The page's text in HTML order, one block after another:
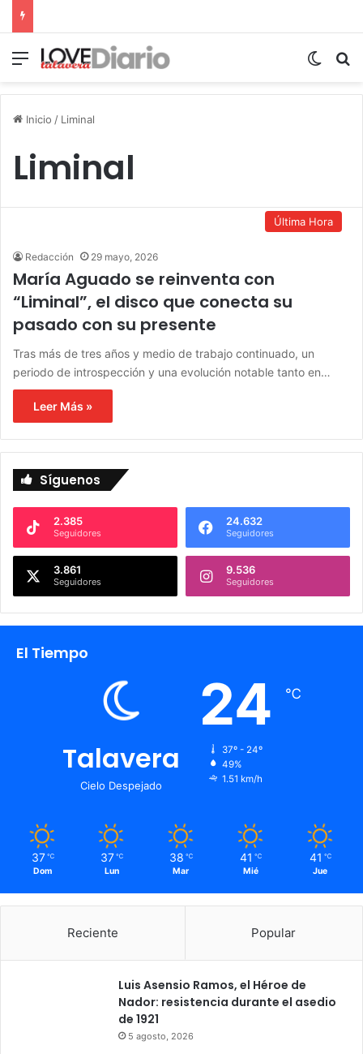
Menú
Inicio / Liminal
Liminal
Última Hora
Redacción 29 mayo, 2026
María Aguado se reinventa con
“Liminal”, el disco que conecta su
pasado con su presente
Tras más de tres años y medio de trabajo continuado, un
periodo de introspección y una evolución notable tanto en…
Leer Más »
Síguenos
2.385
Seguidores
24.632
Seguidores
3.861
Seguidores
9.536
Seguidores
El Tiempo
Talavera
Cielo Despejado
24 ℃
37º - 24º
49%
1.51 km/h
37 ℃
Dom
37 ℃
Lun
38 ℃
Mar
41 ℃
Mié
41 ℃
Jue
Reciente Popular
Luis Asensio Ramos, el Héroe de
Nador: resistencia durante el asedio
de 1921
5 agosto, 2026